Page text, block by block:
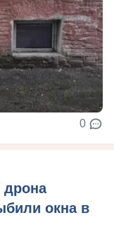
0
дрона
окна в